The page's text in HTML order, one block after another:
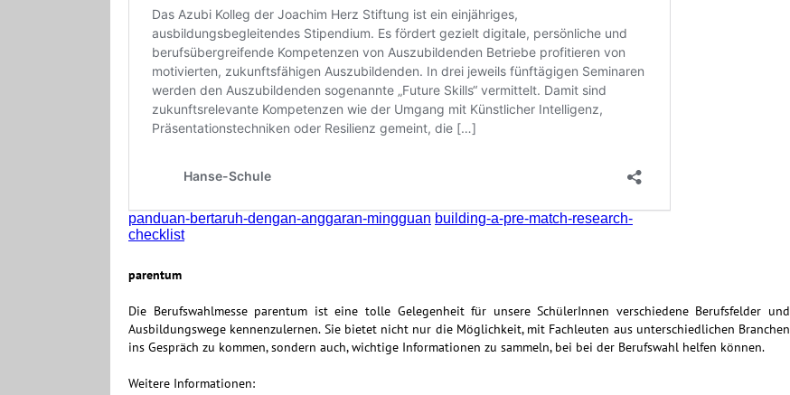
parentum
Die Berufswahlmesse parentum ist eine tolle Gelegenheit für unsere SchülerInnen verschiedene Berufsfelder und
Ausbildungswege kennenzulernen. Sie bietet nicht nur die Möglichkeit, mit Fachleuten aus unterschiedlichen Branchen
ins Gespräch zu kommen, sondern auch, wichtige Informationen zu sammeln, bei bei der Berufswahl helfen können.
Weitere Informationen: